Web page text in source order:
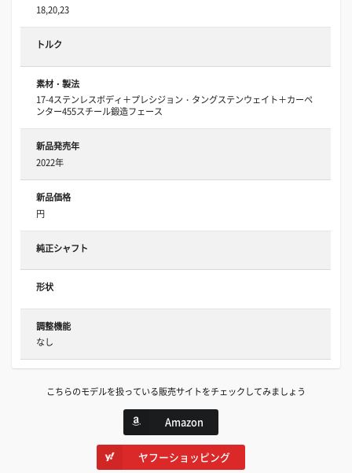
18,20,23
トルク
素材・製法
17-4ステンレスボディ＋プレシジョン・タングステンウェイト＋カーペ
ンター455スチール鍛造フェース
新品発売年
2022年
新品価格
円
純正シャフト
形状
調整機能
なし
こちらのモデルを扱っている販売サイトをチェックしてみましょう
Amazon
ヤフーショッピング